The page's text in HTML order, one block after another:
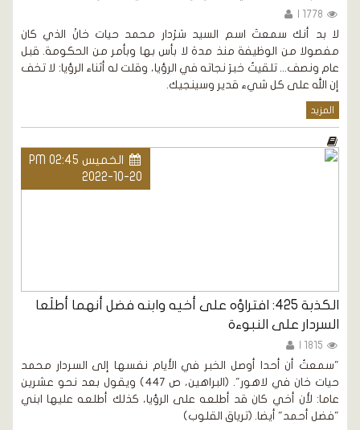
لا بد أنك سمعتَ اسم السيد سَرْدار محمد حيات خانْ الذي كان
مفصولا من الوظيفة منذ مدة لا بأس بها وبأمر من الحكومة. قبل
عام ونصف... تلقيتُ خبرَ نجاته في الرؤيا، وقلت له أثناء الرؤيا: لا تخف
إن الله على كل شيء قدير وسينجيك.
المزيد
الخميس PM 02:45
2022-10-20
الكذبة 425: افتراؤه على أخيه وابنه فضل أنهما أطلَعا
السردار على النبوءة
"سمعتُ أن أحدا أوصل الخبر في الأيام نفسها إلى السردار محمد
حيات خان في لاهور". (البراهين، ص 447) ويقول بعد نحو عشرين
عاما: لأن أخي كان قد أطلعه على الرؤيا، كذلك أطلعه عليها ابني
"فضل أحمد" أيضا. (ترياق القلوب)